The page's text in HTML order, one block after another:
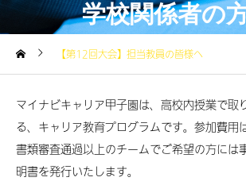
学校関係者の
【第12回大会】担当教員の皆様へ
マイナビキャリア甲子園は、高校内授業で取
る、キャリア教育プログラムです。参加費用
書類審査通過以上のチームでご希望の方には
明書を発行いたします。